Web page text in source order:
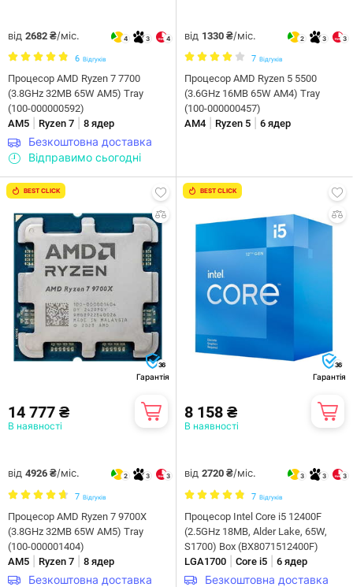
від 2682 ₴/міс. 4 3 4
6 Відгуків
Процесор AMD Ryzen 7 7700
(3.8GHz 32MB 65W AM5) Tray
(100-000000592)
AM5
Ryzen 7 8 ядер
Безкоштовна доставка
Відправимо сьогодні
від 1330 ₴/міс. 2 3 3
7 Відгуків
Процесор AMD Ryzen 5 5500
(3.6GHz 16MB 65W AM4) Tray
(100-000000457)
AM4
Ryzen 5 6 ядер
BEST CLICK
36
Гарантія
14 777 ₴
В наявності
від 4926 ₴/міс. 2 3 3
7 Відгуків
Процесор AMD Ryzen 7 9700X
(3.8GHz 32MB 65W AM5) Tray
(100-000001404)
AM5
Ryzen 7 8 ядер
Безкоштовна доставка
BEST CLICK
36
Гарантія
8 158 ₴
В наявності
від 2720 ₴/міс. 3 3 3
7 Відгуків
Процесор Intel Core i5 12400F
(2.5GHz 18MB, Alder Lake, 65W,
S1700) Box (BX8071512400F)
LGA1700
Core i5 6 ядер
Безкоштовна доставка